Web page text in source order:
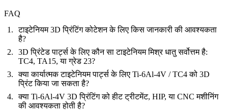
FAQ
टाइटेनियम 3D प्रिंटिंग कोटेशन के लिए किस जानकारी की आवश्यकता
है?
3D प्रिंटेड पार्ट्स के लिए कौन सा टाइटेनियम मिश्र धातु सर्वोत्तम है:
TC4, TA15, या ग्रेड 23?
क्या कार्यात्मक टाइटेनियम पार्ट्स के लिए Ti-6Al-4V / TC4 को 3D
प्रिंट किया जा सकता है?
क्या Ti-6Al-4V 3D प्रिंटिंग को हीट ट्रीटमेंट, HIP, या CNC मशीनिंग
की आवश्यकता होती है?